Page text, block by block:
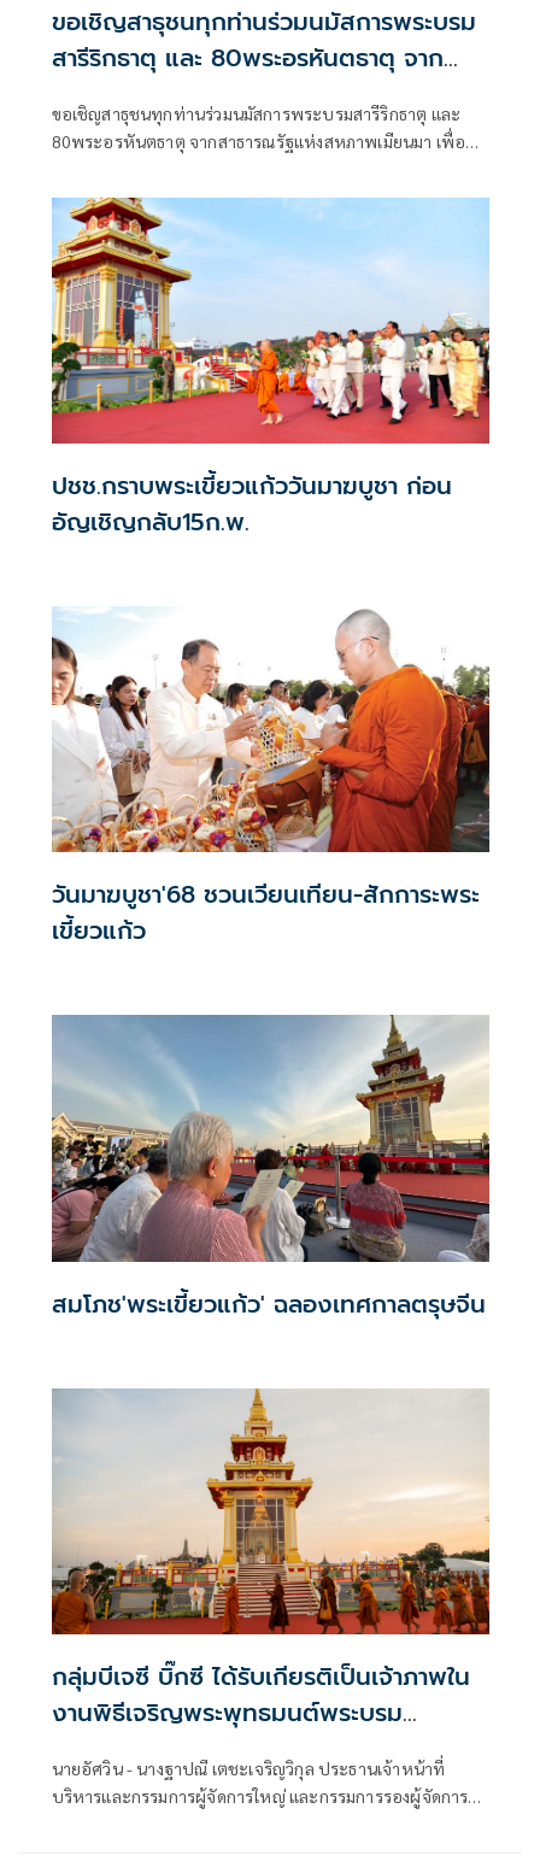
ขอเชิญสาธุชนทุกท่านร่วมนมัสการพระบรม
สารีริกธาตุ และ 80พระอรหันตธาตุ จาก
เป็นสิริมงคลแก่ชีวิตและครอบครัว
ขอเชิญสาธุชนทุกท่านร่วมนมัสการพระบรมสารีริกธาตุ และ
80พระอรหันตธาตุ จากสาธารณรัฐแห่งสหภาพเมียนมา เพื่อ
ปชช.กราบพระเขี้ยวแก้ววันมาฆบูชา ก่อน
อัญเชิญกลับ15ก.พ.
วันมาฆบูชา'68 ชวนเวียนเทียน-สักการะพระ
เขี้ยวแก้ว
สมโภช'พระเขี้ยวแก้ว' ฉลองเทศกาลตรุษจีน
กลุ่มบีเจซี บิ๊กซี ได้รับเกียรติเป็นเจ้าภาพใน
งานพิธีเจริญพระพุทธมนต์พระบรม
สารีริกธาตุ (พระเขี้ยวแก้ว) จากสาธารณรัฐ
ประชาชนจีนมาประดิษฐานในราชอาณาจักร
ไทยเป็นการชั่วคราว
นายอัศวิน - นางฐาปณี เตชะเจริญวิกุล ประธานเจ้าหน้าที่
บริหารและกรรมการผู้จัดการใหญ่ และกรรมการรองผู้จัดการ